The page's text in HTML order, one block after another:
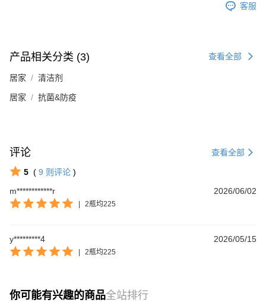
客服
产品相关分类 (3) 查看全部
居家 清洁剂
居家 抗菌&防疫
评论 查看全部
5 ( 9 则评论 )
m************r
2026/06/02
2瓶均225
y*********4 2026/05/15
2瓶均225
你可能有兴趣的商品全站排行